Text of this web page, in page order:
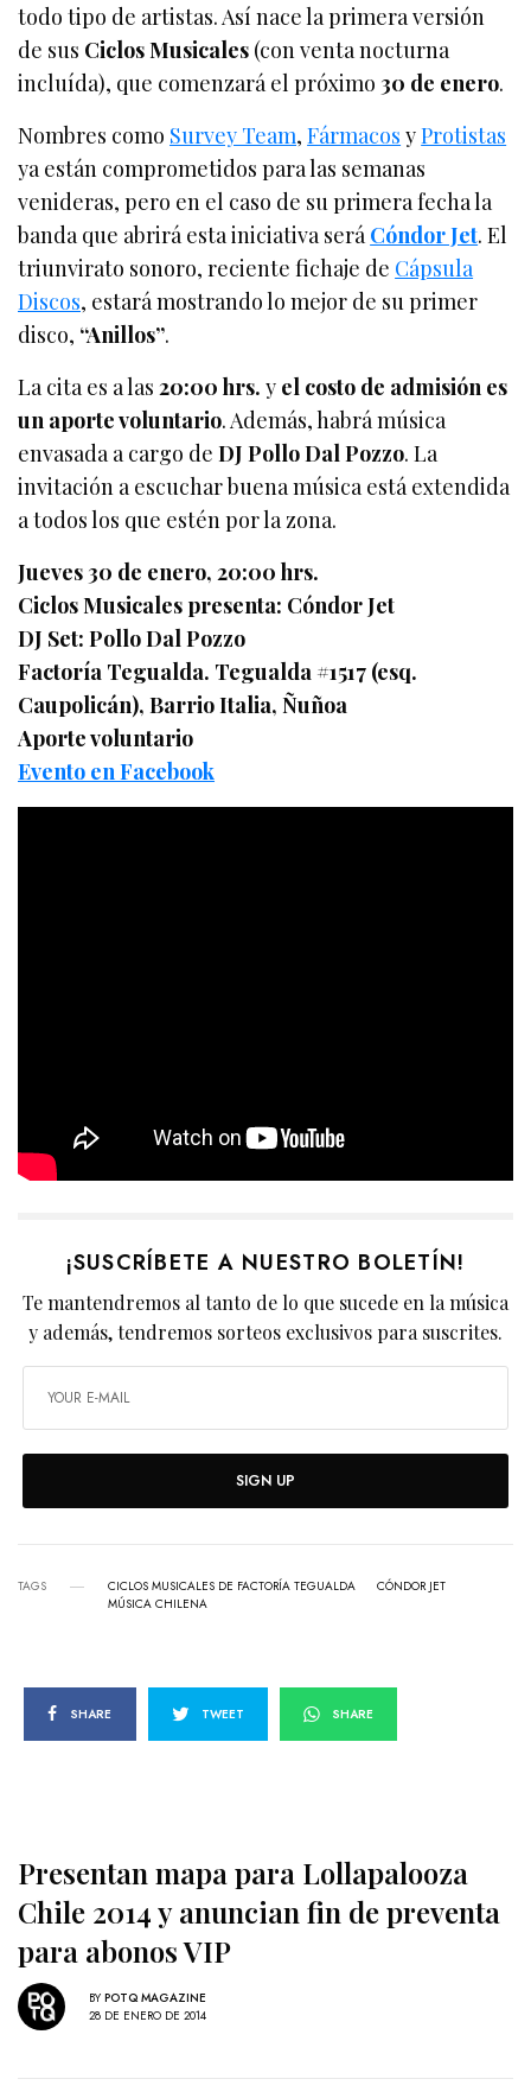
todo tipo de artistas. Así nace la primera versión
de sus Ciclos Musicales (con venta nocturna
incluída), que comenzará el próximo 30 de enero.
Nombres como Survey Team,Fármacos yProtistas
ya están comprometidos para las semanas
venideras, pero en el caso de su primera fecha la
banda que abrirá esta iniciativa seráCóndor Jet. El
triunvirato sonoro, reciente fichaje de Cápsula
Discos, estará mostrando lo mejor de su primer
disco, “Anillos”.
La cita es a las20:00 hrs. y el costo de admisión es
un aporte voluntario. Además, habrá música
envasada a cargo deDJ Pollo Dal Pozzo. La
invitación a escuchar buena música está extendida
a todos los que estén por la zona.
Jueves 30 de enero, 20:00 hrs.
Ciclos Musicales presenta: Cóndor Jet
DJ Set: Pollo Dal Pozzo
Factoría Tegualda. Tegualda #1517 (esq.
Caupolicán), Barrio Italia, Ñuñoa
Aporte voluntario
Evento en Facebook
¡SUSCRÍBETE A NUESTRO BOLETÍN!
Te mantendremos al tanto de lo que sucede en la música
y además, tendremos sorteos exclusivos para suscrites.
SIGN UP
TAGS CICLOS MUSICALES DE FACTORÍA TEGUALDA
CÓNDOR JET
MÚSICA CHILENA
SHARE TWEET SHARE
Presentan mapa para Lollapalooza
Chile 2014 y anuncian fin de preventa
para abonos VIP
BY POTQ MAGAZINE
28 DE ENERO DE 2014